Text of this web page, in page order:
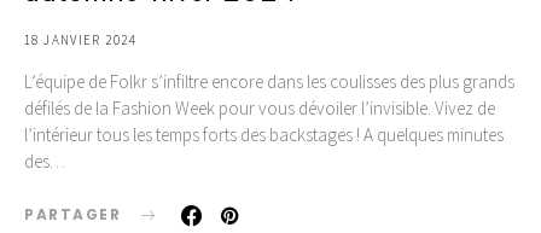
18 JANVIER 2024
L’équipe de Folkr s’infiltre encore dans les coulisses des plus grands
défilés de la Fashion Week pour vous dévoiler l’invisible. Vivez de
l’intérieur tous les temps forts des backstages ! A quelques minutes
des…
PARTAGER